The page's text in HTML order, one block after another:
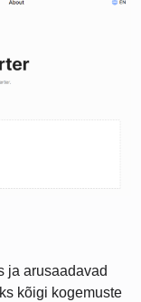
ja arusaadavad
kõigi kogemuste